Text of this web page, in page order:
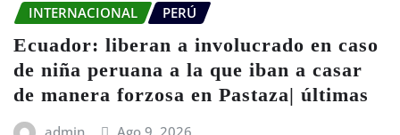
INTERNACIONAL PERÚ
Ecuador: liberan a involucrado en caso
de niña peruana a la que iban a casar
de manera forzosa en Pastaza| últimas